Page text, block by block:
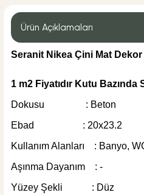
445,00 TL
Weber Yapı Kimyasalları
Ürün Açıklamaları
Seranit Nikea Çini Mat Dekor
1 m2 Fiyatıdır Kutu Bazında
Dokusu : Beton
Ebad : 20x23.2
Kullanım Alanları : Banyo,
Aşınma Dayanım : -
Yüzey Şekli : Düz